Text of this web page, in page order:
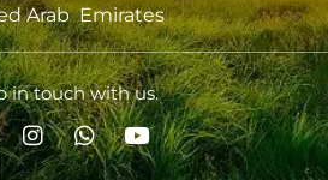
Arab Emirates
in touch with us.